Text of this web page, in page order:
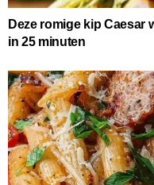
Deze romige kip Caesar
in 25 minuten